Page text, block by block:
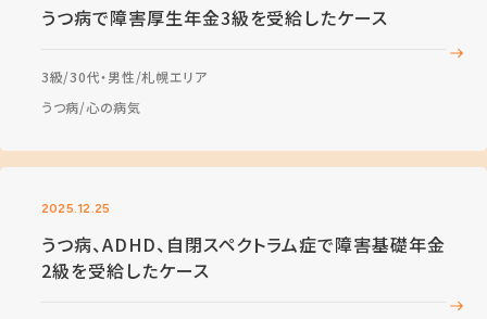
うつ病で障害厚生年金3級を受給したケース
3級 30代・男性 札幌エリア
うつ病 心の病気
2025.12.25
うつ病、ADHD、自閉スペクトラム症で障害基礎年金
2級を受給したケース